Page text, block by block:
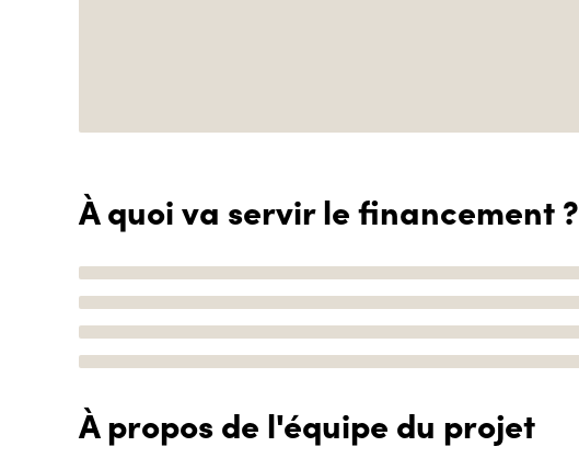
À quoi va servir le financement ?
À propos de l'équipe du projet